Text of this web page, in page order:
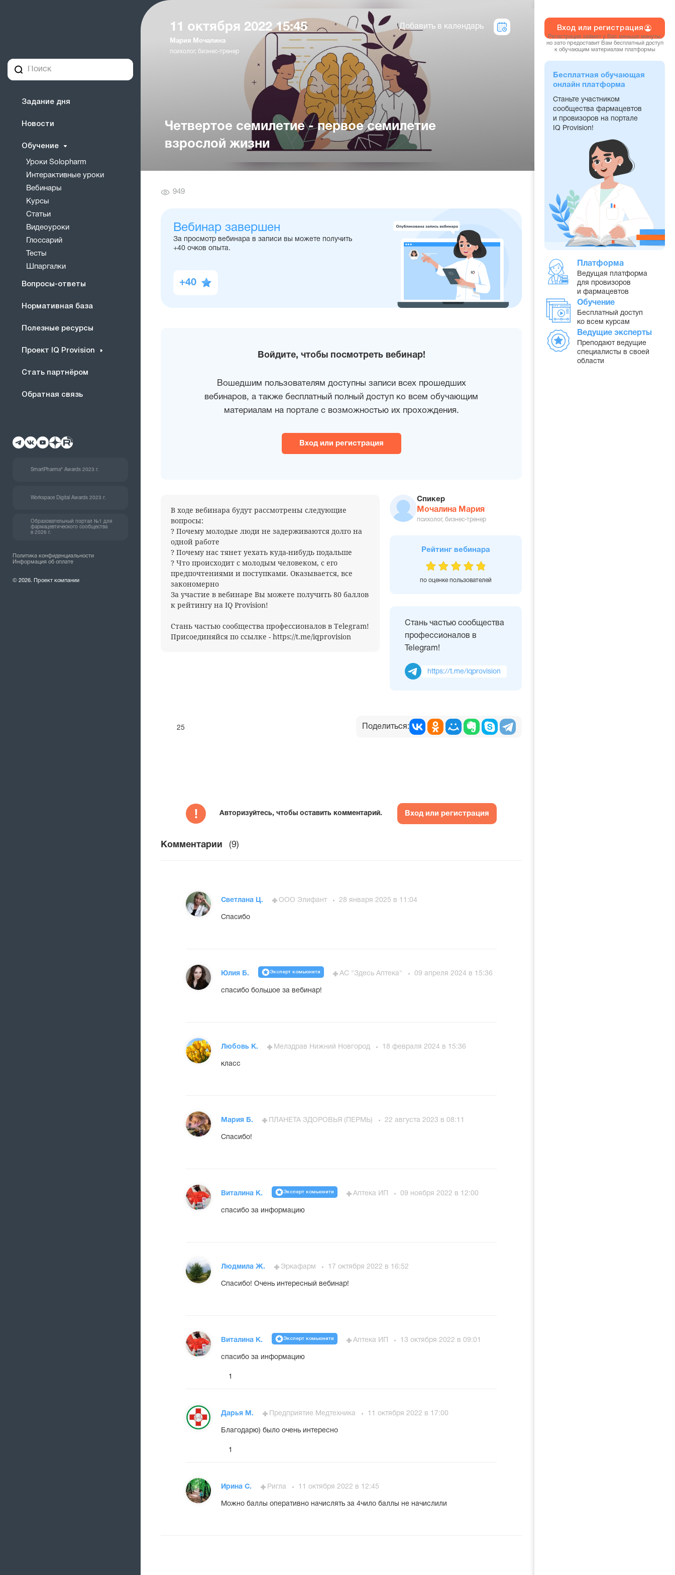
Задание дня
Новости
Обучение
Уроки Solopharm
Интерактивные уроки
Вебинары
Курсы
Статьи
Видеоуроки
Глоссарий
Тесты
Шпаргалки
Вопросы-ответы
Нормативная база
Полезные ресурсы
Проект IQ Provision
Стать партнёром
Обратная связь
SmartPharma® Awards 2023 г.
Workspace Digital Awards 2023 г.
Образовательный портал №1 для
фармацевтического сообщества
в 2026 г.
Политика конфиденциальности
Информация об оплате
© 2026. Проект компании
11 октября 2022 15:45
Мария Мочалина
психолог, бизнес-тренер
Добавить в календарь
Четвертое семилетие - первое семилетие
взрослой жизни
Количество
949
Вебинар завершен
За просмотр вебинара в записи вы можете получить
+40 очков опыта.
+40
Войдите, чтобы посмотреть вебинар!
Вошедшим пользователям доступны записи всех прошедших
вебинаров, а также бесплатный полный доступ ко всем обучающим
материалам на портале с возможностью их прохождения.
Вход или регистрация
В ходе вебинара будут рассмотрены следующие
вопросы:
? Почему молодые люди не задерживаются долго на
одной работе
? Почему нас тянет уехать куда-нибудь подальше
? Что происходит с молодым человеком, с его
предпочтениями и поступками. Оказывается, все
закономерно
За участие в вебинаре Вы можете получить 80 баллов
к рейтингу на IQ Provision!
Стань частью сообщества профессионалов в Telegram!
Присоединяйся по ссылке - https://t.me/iqprovision
Спикер
Мочалина Мария
психолог, бизнес-тренер
Рейтинг вебинара
по оценке пользователей
Стань частью сообщества
профессионалов в
Telegram!
https://t.me/iqprovision
25 Поделиться:
Авторизуйтесь, чтобы оставить комментарий. Вход или регистрация
Комментарии (9)
Светлана Ц. ООО Элифант 28 января 2025 в 11:04
Спасибо
Юлия Б. Эксперт комьюнити АС "Здесь Аптека" 09 апреля 2024 в 15:36
спасибо большое за вебинар!
Любовь К. Мелздрав Нижний Новгород 18 февраля 2024 в 15:36
класс
Мария Б. ПЛАНЕТА ЗДОРОВЬЯ (ПЕРМЬ) 22 августа 2023 в 08:11
Спасибо!
Виталина К. Эксперт комьюнити Аптека ИП 09 ноября 2022 в 12:00
спасибо за информацию
Людмила Ж. Эркафарм 17 октября 2022 в 16:52
Спасибо! Очень интересный вебинар!
Виталина К. Эксперт комьюнити Аптека ИП 13 октября 2022 в 09:01
спасибо за информацию
1
Дарья М. Предприятие Медтехника 11 октября 2022 в 17:00
Благодарю) было очень интересно
1
Ирина С. Ригла 11 октября 2022 в 12:45
Можно баллы оперативно начислять за 4чило баллы не начислили
Вход или регистрация
Регистрация займет у Вас меньше минуты,
но зато предоставит Вам бесплатный доступ
к обучающим материалам платформы
Бесплатная обучающая
онлайн платформа
Станьте участником
сообщества фармацевтов
и провизоров на портале
IQ Provision!
Платформа
Ведущая платформа
для провизоров
и фармацевтов
Обучение
Бесплатный доступ
ко всем курсам
Ведущие эксперты
Преподают ведущие
специалисты в своей
области